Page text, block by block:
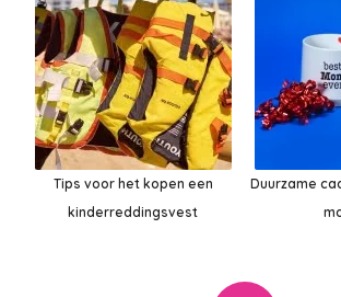
Tips voor het kopen een
kinderreddingsvest
Duurzame